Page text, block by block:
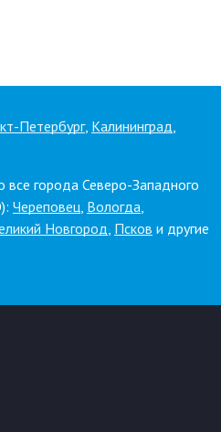
Петербург, Калининград,
все города Северо-Западного
Череповец, Вологда,
Новгород, Псков и другие